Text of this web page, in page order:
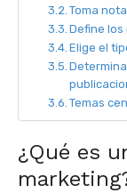
Toma
Define los
Elige el
Temas
¿Qué es